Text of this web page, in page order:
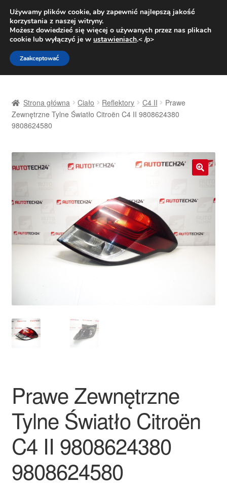
DOSTAWA od 31 zł
Pn.-pt. 9:00-16:00800 003 167
Przejdź
do
nawigacji
Przejdź
do
treści
Dostawa
Kontakt
Płatności
Skarga
Zasady i warunki
Strona główna Ciało Reflektory C4 II
Prawe
Zewnętrzne Tylne Światło Citroën C4 II 9808624380
9808624580
Prawe Zewnętrzne
Tylne Światło Citroën
C4 II 9808624380
9808624580
Używamy plików cookie, aby zapewnić najlepszą jakość
korzystania z naszej witryny.
Możesz dowiedzieć się więcej o używanych przez nas plikach
cookie lub wyłączyć je w ustawieniach.< /p>
Zaakceptować